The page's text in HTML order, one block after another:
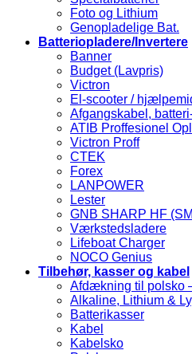
Foto og Lithium
Genopladelige Bat.
Batteriopladere/Invertere
Banner
Budget (Lavpris)
Victron
El-scooter /
Afgangskabel,
ATIB Proffesionel
Victron Proff
CTEK
Forex
LANPOWER
Lester
GNB SHARP HF
Værkstedsladere
Lifeboat Charger
NOCO Genius
Tilbehør, kasser og kabel
Afdækning til polsko
Alkaline, Lithium &
Batterikasser
Kabel
Kabelsko